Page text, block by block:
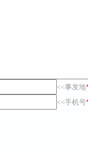
<<事发地
<<手机号